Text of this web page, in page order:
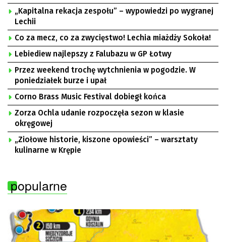
„Kapitalna rekacja zespołu” – wypowiedzi po wygranej
Lechii
Co za mecz, co za zwycięstwo! Lechia miażdży Sokoła!
Lebiediew najlepszy z Falubazu w GP Łotwy
Przez weekend trochę wytchnienia w pogodzie. W
poniedziałek burze i upał
Corno Brass Music Festival dobiegł końca
Zorza Ochla udanie rozpoczęła sezon w klasie
okręgowej
„Ziołowe historie, kiszone opowieści” – warsztaty
kulinarne w Krępie
popularne